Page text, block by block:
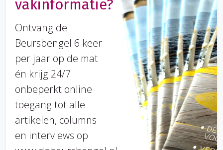
vakinformatie?
Ontvang de
Beursbengel 6 keer
per jaar op de mat
én krijg 24/7
onbeperkt online
toegang tot alle
artikelen, columns
en interviews op